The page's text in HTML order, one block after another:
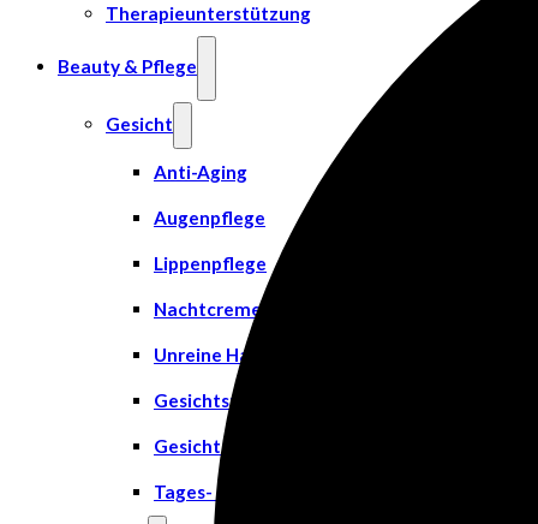
Therapieunterstützung
Beauty & Pflege
Gesicht
Anti-Aging
Augenpflege
Lippenpflege
Nachtcreme
Unreine Haut & Akne
Gesichtsreinigung
Gesichtsserum
Tages- & Feuchtigkeitscremes